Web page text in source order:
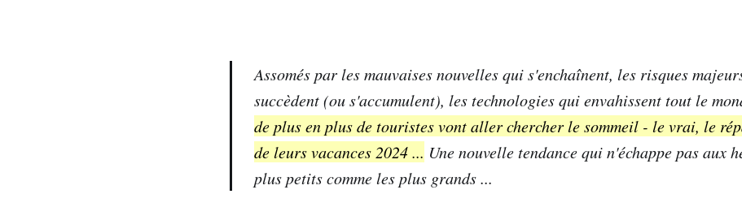
Assomés par les mauvaises nouvelles qui s'enchaînent, les risques
succèdent (ou s'accumulent), les technologies qui envahissent tout le
de plus en plus de touristes vont aller chercher le sommeil - le vrai, le
de leurs vacances 2024 ... Une nouvelle tendance qui n'échappe pas aux
plus petits comme les plus grands ...